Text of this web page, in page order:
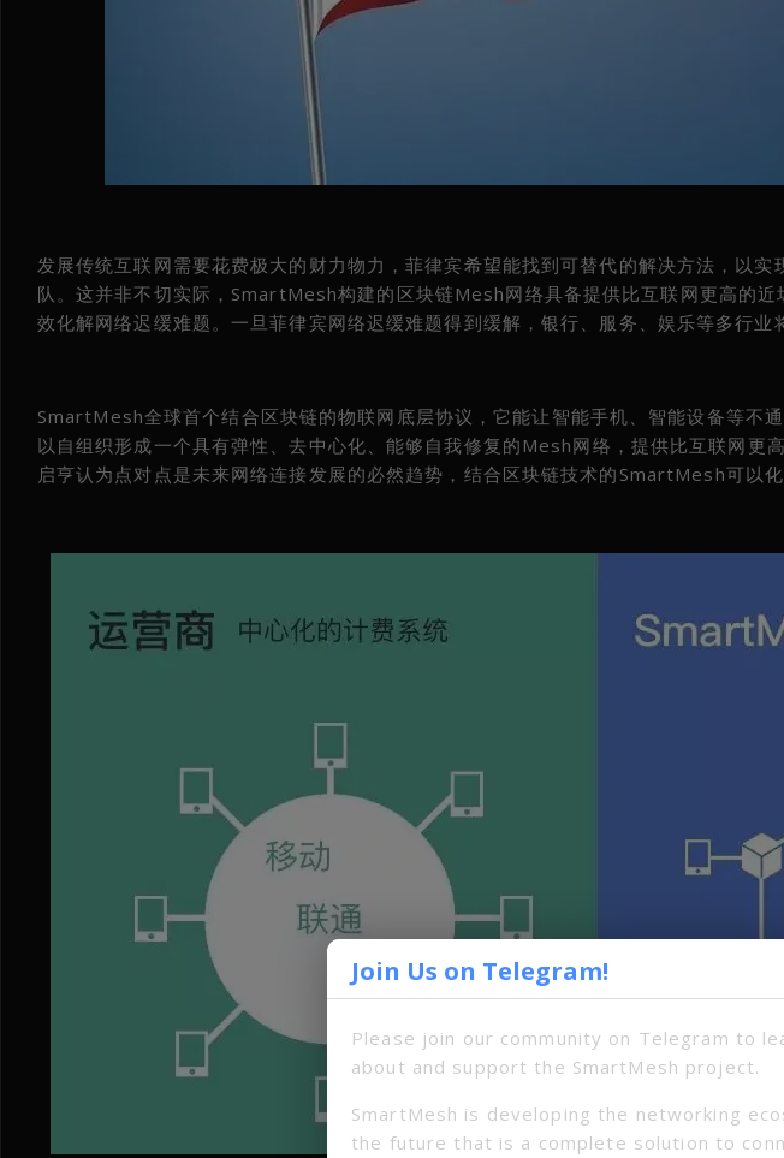
发展传统互联网需要花费极大的财力物力，菲律宾希望能找到可替代的解决方法，以
队。这并非不切实际，SmartMesh构建的区块链Mesh网络具备提供比互联网更高的
效化解网络迟缓难题。一旦菲律宾网络迟缓难题得到缓解，银行、服务、娱乐等多行业
SmartMesh全球首个结合区块链的物联网底层协议，它能让智能手机、智能设备等不
以自组织形成一个具有弹性、去中心化、能够自我修复的Mesh网络，提供比互联网更
启亨认为点对点是未来网络连接发展的必然趋势，结合区块链技术的SmartMesh可以化
Join Us on Telegram!
Please join our community on Telegram to
about and support the SmartMesh project.
SmartMesh is developing the networking
the future that is a complete solution to